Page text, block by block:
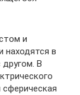
и
находятся в
В